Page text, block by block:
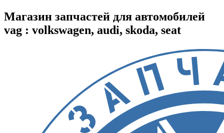
Магазин запчастей для автомобилей
vag : volkswagen, audi, skoda, seat